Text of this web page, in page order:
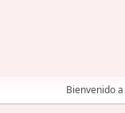
Bienvenido a